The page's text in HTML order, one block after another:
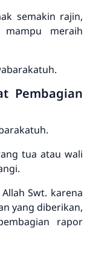
semakin rajin,
meraih
Pembagian
tua atau wali
Swt. karena
yang diberikan,
rapor